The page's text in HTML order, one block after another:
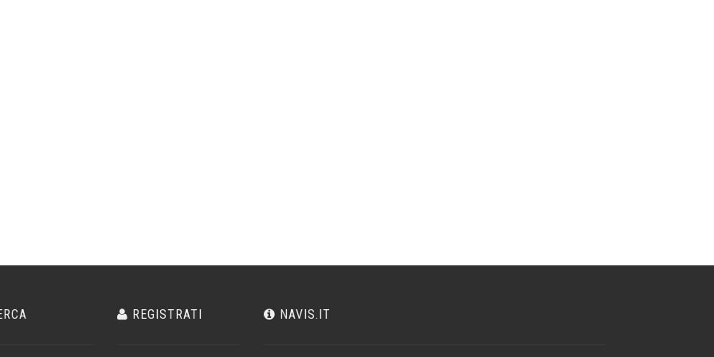
REGISTRATI NAVIS.IT